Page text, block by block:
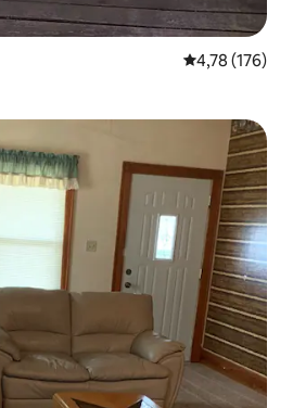
Gemiddelde
4,78 (176)